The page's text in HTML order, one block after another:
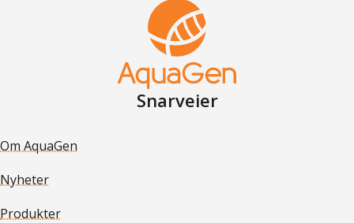
Snarveier
Om AquaGen
Nyheter
Produkter